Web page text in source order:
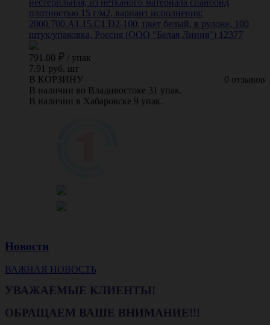
плотностью 15 г/м2, вариант исполнения:
2000.700.A1.15.C1.D2-100, цвет белый, в рулоне, 100
штук/упаковка, Россия (ООО "Белая Линия") 12377
791.00 / упак
7.91 руб. шт
0 отзывов
В КОРЗИНУ
В наличии во Владивостоке 31 упак.
В наличии в Хабаровске 9 упак.
Новости
ВАЖНАЯ НОВОСТЬ
УВАЖАЕМЫЕ КЛИЕНТЫ!
ОБРАЩАЕМ ВАШЕ ВНИМАНИЕ!!!